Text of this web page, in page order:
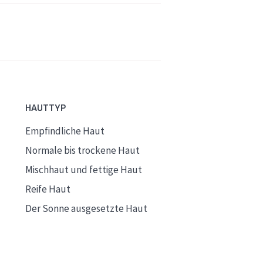
HAUTTYP
Empfindliche Haut
Normale bis trockene Haut
Mischhaut und fettige Haut
Reife Haut
Der Sonne ausgesetzte Haut